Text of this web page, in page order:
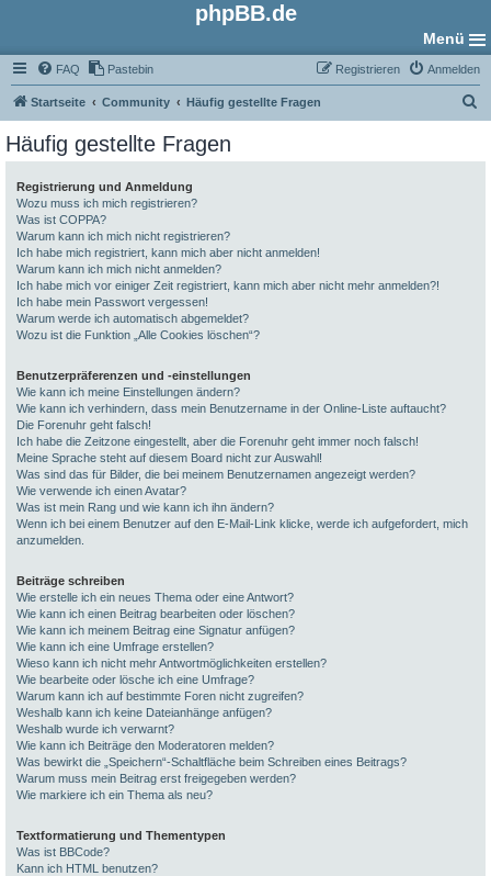
phpBB.de
Menü
FAQ Pastebin Anmelden
Registrieren
Startseite Community Häufig gestellte Fragen
Häufig gestellte Fragen
Registrierung und Anmeldung
Wozu muss ich mich registrieren?
Was ist COPPA?
Warum kann ich mich nicht registrieren?
Ich habe mich registriert, kann mich aber nicht anmelden!
Warum kann ich mich nicht anmelden?
Ich habe mich vor einiger Zeit registriert, kann mich aber nicht mehr anmelden?!
Ich habe mein Passwort vergessen!
Warum werde ich automatisch abgemeldet?
Wozu ist die Funktion „Alle Cookies löschen“?
Benutzerpräferenzen und -einstellungen
Wie kann ich meine Einstellungen ändern?
Wie kann ich verhindern, dass mein Benutzername in der Online-Liste auftaucht?
Die Forenuhr geht falsch!
Ich habe die Zeitzone eingestellt, aber die Forenuhr geht immer noch falsch!
Meine Sprache steht auf diesem Board nicht zur Auswahl!
Was sind das für Bilder, die bei meinem Benutzernamen angezeigt werden?
Wie verwende ich einen Avatar?
Was ist mein Rang und wie kann ich ihn ändern?
Wenn ich bei einem Benutzer auf den E-Mail-Link klicke, werde ich aufgefordert, mich
anzumelden.
Beiträge schreiben
Wie erstelle ich ein neues Thema oder eine Antwort?
Wie kann ich einen Beitrag bearbeiten oder löschen?
Wie kann ich meinem Beitrag eine Signatur anfügen?
Wie kann ich eine Umfrage erstellen?
Wieso kann ich nicht mehr Antwortmöglichkeiten erstellen?
Wie bearbeite oder lösche ich eine Umfrage?
Warum kann ich auf bestimmte Foren nicht zugreifen?
Weshalb kann ich keine Dateianhänge anfügen?
Weshalb wurde ich verwarnt?
Wie kann ich Beiträge den Moderatoren melden?
Was bewirkt die „Speichern“-Schaltfläche beim Schreiben eines Beitrags?
Warum muss mein Beitrag erst freigegeben werden?
Wie markiere ich ein Thema als neu?
Textformatierung und Thementypen
Was ist BBCode?
Kann ich HTML benutzen?